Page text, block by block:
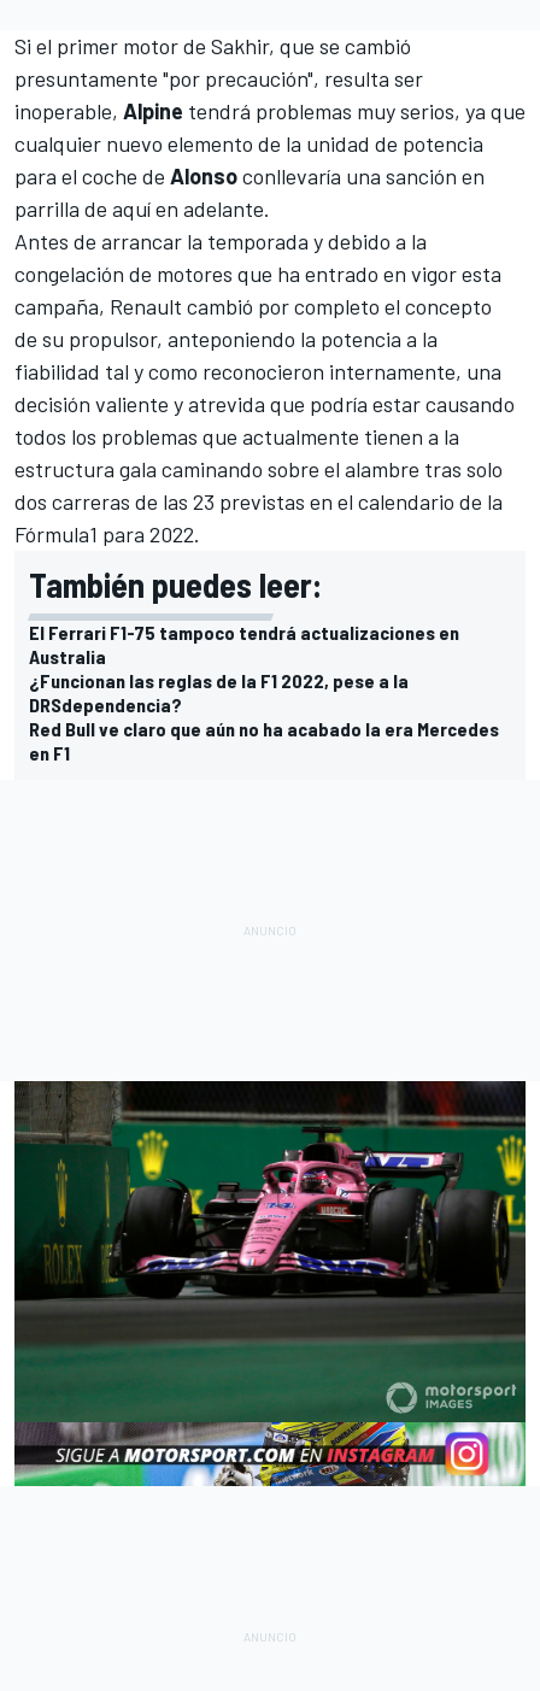
Si el primer motor de Sakhir, que se cambió
presuntamente "por precaución", resulta ser
inoperable, Alpine tendrá problemas muy serios, ya que
cualquier nuevo elemento de la unidad de potencia
para el coche de Alonsoconllevaría una sanción en
parrilla de aquí en adelante.
Antes de arrancar la temporada y debido a la
congelación de motores que ha entrado en vigor esta
campaña, Renault cambió por completo el concepto
de su propulsor, anteponiendo la potencia a la
fiabilidad tal y como reconocieron internamente, una
decisión valiente y atrevida que podría estar causando
todos los problemas que actualmente tienen a la
estructura gala caminando sobre el alambre tras solo
dos carreras de las 23 previstas en el calendario de la
Fórmula1 para 2022.
También puedes leer:
El Ferrari F1-75 tampoco tendrá actualizaciones en
Australia
¿Funcionan las reglas de la F1 2022, pese a la
DRSdependencia?
Red Bull ve claro que aún no ha acabado la era Mercedes
en F1